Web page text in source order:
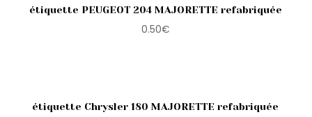
étiquette PEUGEOT 204 MAJORETTE refabriquée
0.50€
étiquette Chrysler 180 MAJORETTE refabriquée